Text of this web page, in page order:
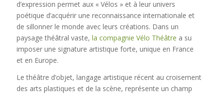
d’expression permet aux « Vélos » et à leur univers
poétique d’acquérir une reconnaissance internationale et
de sillonner le monde avec leurs créations. Dans un
paysage théâtral vaste, la compagnie Vélo Théâtre a su
imposer une signature artistique forte, unique en France
et en Europe.
Le théâtre d’objet, langage artistique récent au croisement
des arts plastiques et de la scène, représente un champ